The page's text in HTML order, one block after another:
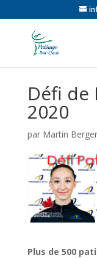
Défi de
2020
par Martin
Plus de 500